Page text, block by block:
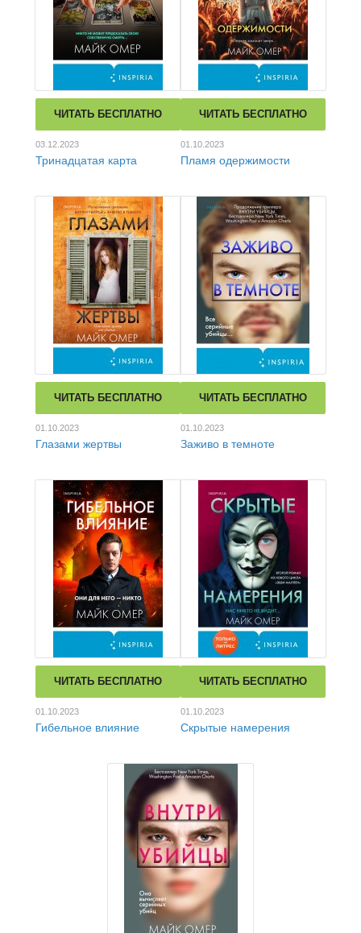
ЧИТАТЬ БЕСПЛАТНО
03.12.2023
Тринадцатая карта
ЧИТАТЬ БЕСПЛАТНО
01.10.2023
Пламя одержимости
ЧИТАТЬ БЕСПЛАТНО
01.10.2023
Глазами жертвы
ЧИТАТЬ БЕСПЛАТНО
01.10.2023
Заживо в темноте
ЧИТАТЬ БЕСПЛАТНО
01.10.2023
Гибельное влияние
ЧИТАТЬ БЕСПЛАТНО
01.10.2023
Скрытые намерения